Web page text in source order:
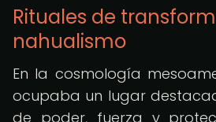
Rituales de
nahualismo
En la cosmología
ocupaba un lugar
de poder, fuerza y